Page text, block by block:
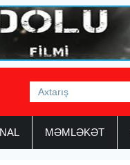
MƏMLƏKƏT